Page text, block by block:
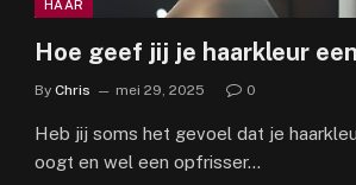
HAAR
Hoe geef jij je haarkleur
By Chris mei 29, 2025 0
Heb jij soms het gevoel dat je
oogt en wel een opfrisser…